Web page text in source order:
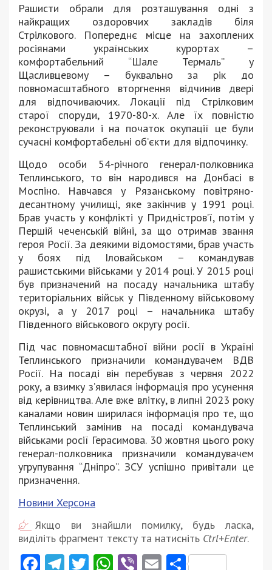
Рашисти обрали для розташування одні з
найкращих оздоровчих закладів біля
Стрілкового. Попереднє місце на захоплених
росіянами українських курортах –
комфортабельний “Шале Термаль” у
Щасливцевому – буквально за рік до
повномасштабного вторгнення відчинив двері
для відпочиваючих. Локації під Стрілковим
старої споруди, 1970-80-х. Але їх повністю
реконструювали і на початок окупації це були
сучасні комфортабельні об’єкти для відпочинку.
Щодо особи 54-річного генерал-полковника
Теплинського, то він народився на Донбасі в
Моспіно. Навчався у Рязанському повітряно-
десантному училищі, яке закінчив у 1991 році.
Брав участь у конфлікті у Придністров’ї, потім у
Першій чеченській війні, за що отримав звання
героя Росії. За деякими відомостями, брав участь
у боях під Іловайськом – командував
рашистськими військами у 2014 році. У 2015 році
був призначений на посаду начальника штабу
територіальних військ у Південному військовому
окрузі, а у 2017 році – начальника штабу
Південного військового округу росії.
Під час повномасштабної війни росії в Україні
Теплинського призначили командувачем ВДВ
Росії. На посаді він перебував з червня 2022
року, а взимку з’явилася інформація про усунення
від керівництва. Але вже влітку, в липні 2023 року
каналами новин ширилася інформація про те, що
Теплинський замінив на посаді командувача
військами росії Герасимова. 30 жовтня цього року
генерал-полковника призначили командувачем
угрупування “Дніпро”. ЗСУ успішно привітали це
призначення.
Новини Херсона
Якщо ви знайшли помилку, будь ласка,
виділіть фрагмент тексту та натисніть Ctrl+Enter.
Facebook
Telegram
Twitter
WhatsApp
ViberEmail